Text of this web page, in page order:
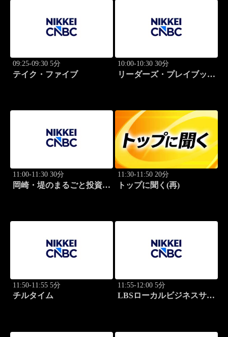
09:25-09:30 5分
テイク・ファイブ
10:00-10:30 30分
リーダーズ・プレイブック
11:00-11:30 30分
岡崎・堤のまるごと投資道
11:30-11:50 20分
トップに聞く(再)
11:50-11:55 5分
チルタイム
11:55-12:00 5分
LBSローカルビジネスサテ